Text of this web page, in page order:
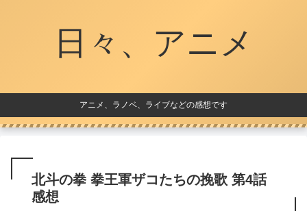
日々、アニメ
アニメ、ラノベ、ライブなどの感想です
北斗の拳 拳王軍ザコたちの挽歌 第4話
感想